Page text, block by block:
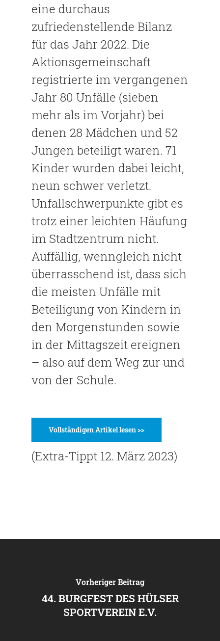
eine durchaus
zufriedenstellende Bilanz
für das Jahr 2022. Die
Aktionsgemeinschaft
registrierte im vergangenen
Jahr 80 Unfälle (sieben
mehr als im Vorjahr) bei
denen 28 Mädchen und 52
Jungen beteiligt waren. 71
Kinder wurden dabei leicht,
neun schwer verletzt.
Unfallschwerpunkte gibt es
trotz einer leichten Häufung
im Stadtzentrum nicht.
Auffällig, wenngleich nicht
überrasschend ist, dass sich
die meisten Unfälle mit
Beteiligung von Kindern in
den Morgenstunden sowie
in der Mittagszeit ereignen
– also auf dem Weg zur und
von der Schule.
Vollständigen Artikel lesen >>
(Extra-Tippt 12. März 2023)
Vorheriger Beitrag
44. BURGFEST DES HÜLSER
SPORTVEREIN E.V.